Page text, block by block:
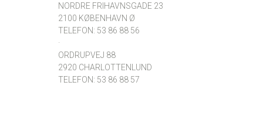
NORDRE FRIHAVNSGADE 23
2100 KØBENHAVN Ø
TELEFON: 53 86 88 56
·
ORDRUPVEJ 88
2920 CHARLOTTENLUND
TELEFON: 53 86 88 57